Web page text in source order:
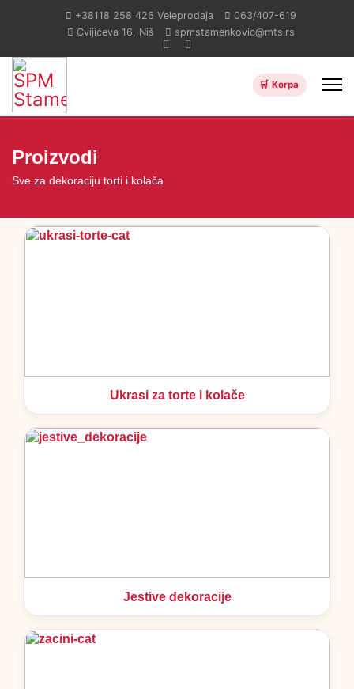
+38118 258 426 Veleprodaja
063/407-619
Cvijićeva 16, Niš
spmstamenkovic@mts.rs
Proizvodi
Sve za dekoraciju torti i kolača
Ukrasi za torte i kolače
Jestive dekoracije